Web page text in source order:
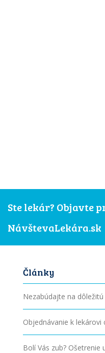
Ste lekár? Objavte
NávštevaLekára.sk
Články
Nezabúdajte na
Objednávanie k lekárovi
Bolí Vás zub? Ošetrenie